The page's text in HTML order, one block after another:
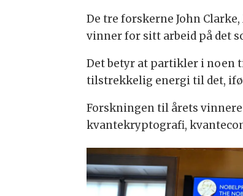
De tre forskerne John
vinner for sitt arbeid på det
Det betyr at partikler i noen
tilstrekkelig energi til det,
Forskningen til årets
kvantekryptografi,